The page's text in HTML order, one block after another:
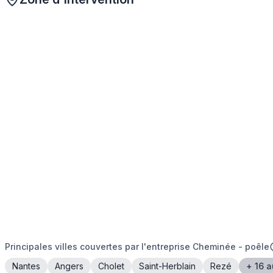
Principales villes couvertes par l'entreprise Cheminée - poêle
Nantes
Angers Cholet Saint-Herblain Rezé